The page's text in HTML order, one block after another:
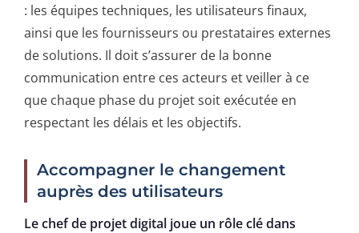
: les équipes techniques, les utilisateurs finaux,
ainsi que les fournisseurs ou prestataires externes
de solutions. Il doit s’assurer de la bonne
communication entre ces acteurs et veiller à ce
que chaque phase du projet soit exécutée en
respectant les délais et les objectifs.
Accompagner le changement
auprès des utilisateurs
Le chef de projet digital joue un rôle clé dans